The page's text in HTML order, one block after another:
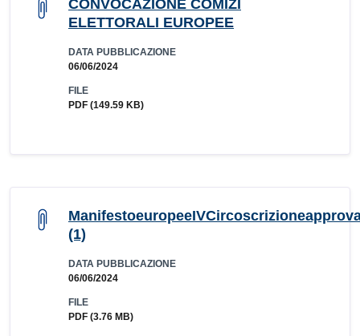
CONVOCAZIONE COMIZI
ELETTORALI EUROPEE
DATA PUBBLICAZIONE
06/06/2024
FILE
PDF (149.59 KB)
(1)
DATA PUBBLICAZIONE
06/06/2024
FILE
PDF (3.76 MB)